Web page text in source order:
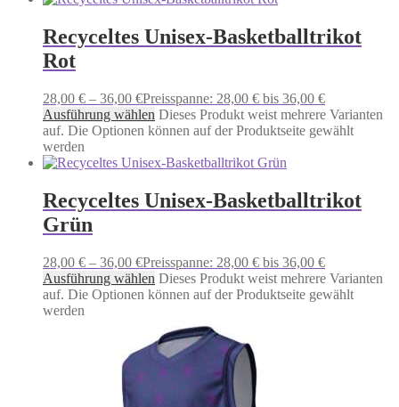
Recyceltes Unisex-Basketballtrikot
Rot
28,00 € – 36,00 €Preisspanne: 28,00 € bis 36,00 €
Ausführung wählen Dieses Produkt weist mehrere Varianten
auf. Die Optionen können auf der Produktseite gewählt
werden
Recyceltes Unisex-Basketballtrikot
Grün
28,00 € – 36,00 €Preisspanne: 28,00 € bis 36,00 €
Ausführung wählen Dieses Produkt weist mehrere Varianten
auf. Die Optionen können auf der Produktseite gewählt
werden